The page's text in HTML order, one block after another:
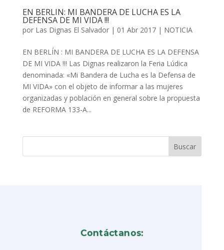
EN BERLIN: MI BANDERA DE LUCHA ES LA
DEFENSA DE MI VIDA !!!
por Las Dignas El Salvador| 01 Abr 2017| NOTICIA
EN BERLÍN : MI BANDERA DE LUCHA ES LA DEFENSA
DE MI VIDA !!! Las Dignas realizaron la Feria Lúdica
denominada: «Mi Bandera de Lucha es la Defensa de
MI VIDA» con el objeto de informar a las mujeres
organizadas y población en general sobre la propuesta
de REFORMA 133-A...
Contáctanos: